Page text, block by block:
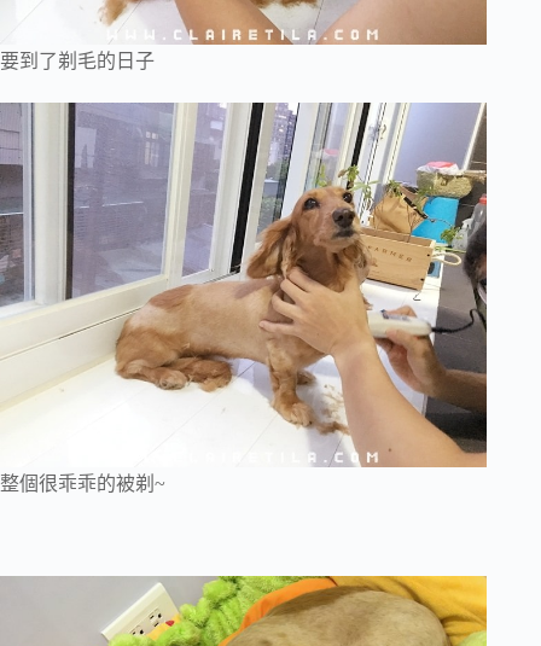
要到了剃毛的日子
整個很乖乖的被剃~